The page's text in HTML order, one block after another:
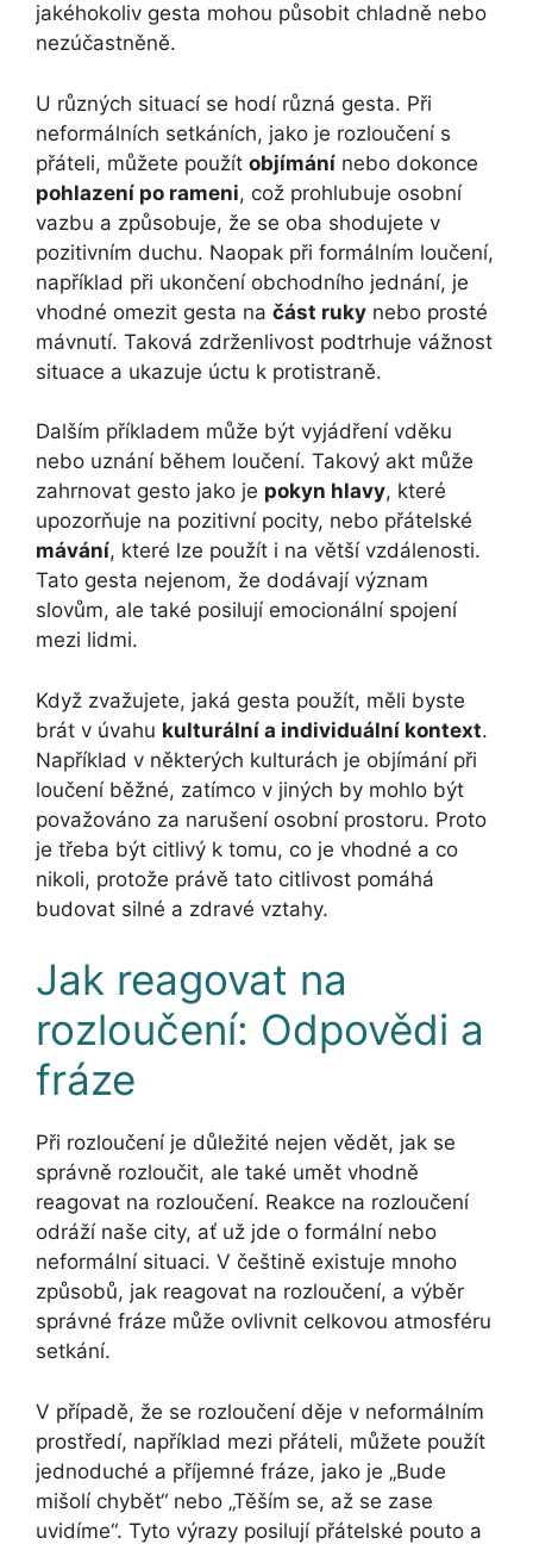
jakéhokoliv gesta mohou působit chladně nebo
nezúčastněně.
U různých situací se hodí různá gesta. Při
neformálních setkáních, jako je rozloučení s
přáteli, můžete použít objímání nebo dokonce
pohlazení po rameni, což prohlubuje osobní
vazbu a způsobuje, že se oba shodujete v
pozitivním duchu. Naopak při formálním loučení,
například při ukončení obchodního jednání, je
vhodné omezit gesta na část ruky nebo prosté
mávnutí. Taková zdrženlivost podtrhuje vážnost
situace a ukazuje úctu k protistraně.
Dalším příkladem může být vyjádření vděku
nebo uznání během loučení. Takový akt může
zahrnovat gesto jako je pokyn hlavy, které
upozorňuje na pozitivní pocity, nebo přátelské
mávání, které lze použít i na větší vzdálenosti.
Tato gesta nejenom, že dodávají význam
slovům, ale také posilují emocionální spojení
mezi lidmi.
Když zvažujete, jaká gesta použít, měli byste
brát v úvahu kulturální a individuální kontext.
Například v některých kulturách je objímání při
loučení běžné, zatímco v jiných by mohlo být
považováno za narušení osobní prostoru. Proto
je třeba být citlivý k tomu, co je vhodné a co
nikoli, protože právě tato citlivost pomáhá
budovat silné a zdravé vztahy.
Jak reagovat na
rozloučení: Odpovědi a
fráze
Při rozloučení je důležité nejen vědět, jak se
správně rozloučit, ale také umět vhodně
reagovat na rozloučení. Reakce na rozloučení
odráží naše city, ať už jde o formální nebo
neformální situaci. V češtině existuje mnoho
způsobů, jak reagovat na rozloučení, a výběr
správné fráze může ovlivnit celkovou atmosféru
setkání.
V případě, že se rozloučení děje v neformálním
prostředí, například mezi přáteli, můžete použít
jednoduché a příjemné fráze, jako je „Bude
mišolí chybět“ nebo „Těším se, až se zase
uvidíme“. Tyto výrazy posilují přátelské pouto a